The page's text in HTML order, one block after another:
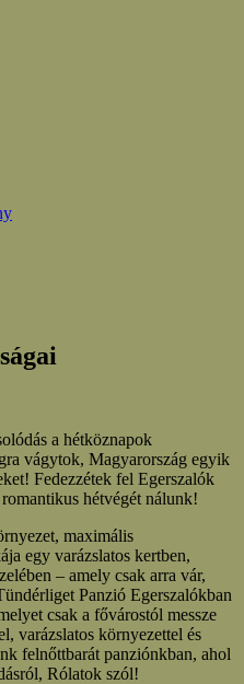
a hétköznapok
vágytok, Magyarország egyik
Fedezzétek fel Egerszalók
hétvégét nálunk!
maximális
egy varázslatos kertben,
– amely csak arra vár,
Panzió Egerszalókban
csak a fővárostól messze
varázslatos környezettel és
felnőttbarát panziónkban, ahol
Rólatok szól!